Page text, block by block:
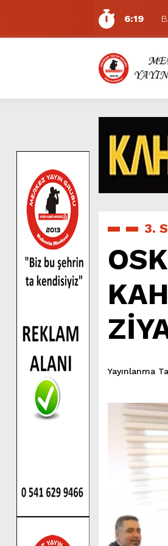
6:19
6:17
11:14
11:10
5:17
5:15
6:54
6:53
6:50
7:01
3.
Yayınlanma